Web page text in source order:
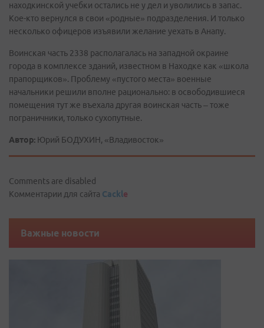
находкинской учебки остались не у дел и уволились в запас.
Кое-кто вернулся в свои «родные» подразделения. И только
несколько офицеров изъявили желание уехать в Анапу.
Воинская часть 2338 располагалась на западной окраине
города в комплексе зданий, известном в Находке как «школа
прапорщиков». Проблему «пустого места» военные
начальники решили вполне рационально: в освободившиеся
помещения тут же въехала другая воинская часть – тоже
пограничники, только сухопутные.
Автор: Юрий БОДУХИН, «Владивосток»
Comments are disabled
Комментарии для сайта Cackle
Важные новости